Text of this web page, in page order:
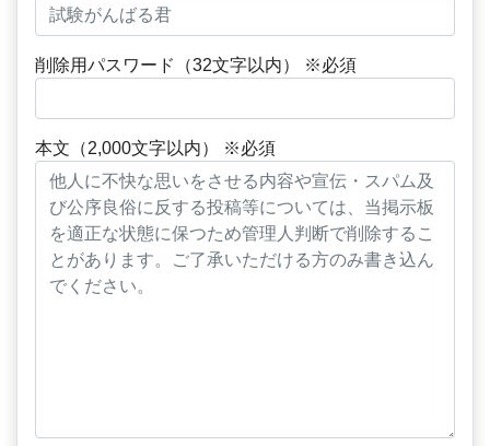
削除用パスワード（32文字以内） ※必須
本文（2,000文字以内） ※必須